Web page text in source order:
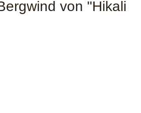
von "Hikali